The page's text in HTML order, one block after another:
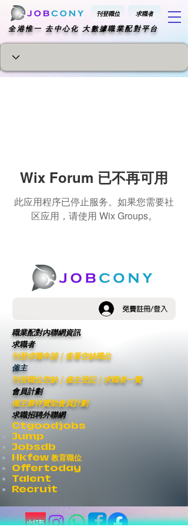
刊登職位 求職者
​全港惟一 去中心化 大數據職業配對平台
Wix Forum 已不再可用
此应用程序已停止服务。如果您需要社
区应用，请使用 Wix Groups。
免費註冊/登入
職業配對內聯網資訊
求職者
刊登求職申請｜ 查看空缺職位
僱主
刊登職位空缺｜僱主登記｜求職者一覽
會員計劃
僱主夥伴贊助會員計劃
求職招聘外聯網
Ctgoodjobs
Jump
Jobsdb
Hkfew 教育職位
Offertoday
Talent
Recruit